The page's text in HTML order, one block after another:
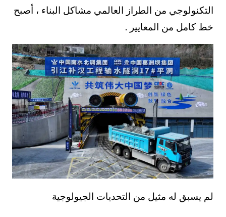
التكنولوجي من الطراز العالمي مشاكل البناء ، أصبح
خط كامل من المعايير .
لم يسبق له مثيل من التحديات الجيولوجية